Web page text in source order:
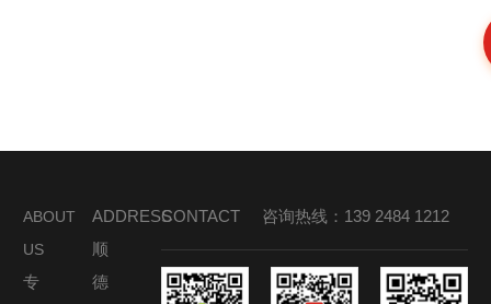
ABOUT
US
专
ADDRESS
顺
德
CONTACT 咨询热线：139 2484 1212